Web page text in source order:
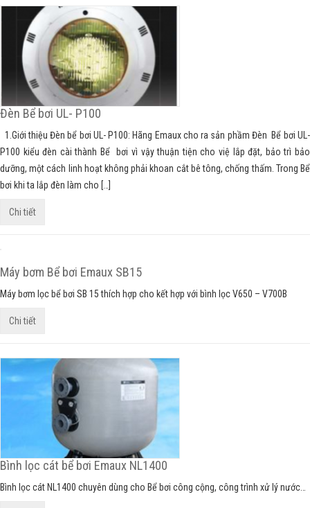
Đèn Bể bơi UL- P100
1.Giới thiệu Đèn bể bơi UL- P100: Hãng Emaux cho ra sản phầm Đèn Bể bơi UL-
P100 kiểu đèn cài thành Bể bơi vì vậy thuận tiện cho việ lắp đặt, bảo trì bảo
dưỡng, một cách linh hoạt không phải khoan cắt bê tông, chống thấm. Trong Bể
bơi khi ta lắp đèn làm cho […]
Chi tiết
Máy bơm Bể bơi Emaux SB15
Máy bơm lọc bể bơi SB 15 thích hợp cho kết hợp với bình lọc V650 – V700B
Chi tiết
Bình lọc cát bể bơi Emaux NL1400
Bình lọc cát NL1400 chuyên dùng cho Bể bơi công cộng, công trình xử lý nước…